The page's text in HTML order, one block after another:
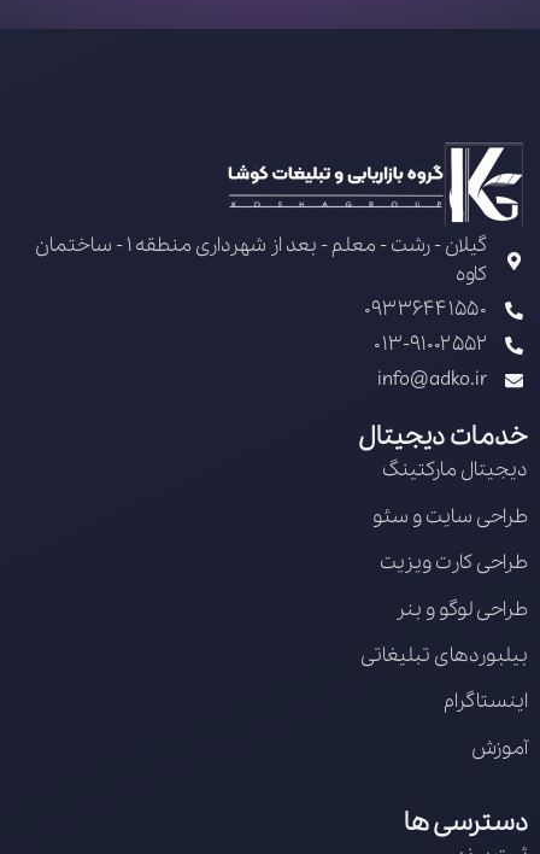
گیلان - رشت - معلم - بعد از شهرداری منطقه 1 - ساختمان
کاوه
09336441550
013-91002552
info@adko.ir
خدمات دیجیتال
دیجیتال مارکتینگ
طراحی سایت و سئو
طراحی کارت ویزیت
طراحی لوگو و بنر
بیلبوردهای تبلیغاتی
اینستاگرام
آموزش
دسترسی ها